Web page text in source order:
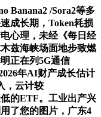
/Sora2等多
成长期，Token耗损
心理，未经《每日经
兹海峡场面地步致燃
正在列5G通信
年AI财产成长估计
，云计较
的ETF。工业出产兴
了您的图片，广东4